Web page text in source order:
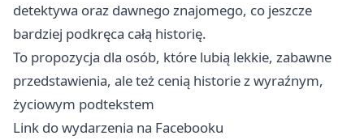
detektywa oraz dawnego znajomego, co jeszcze
bardziej podkręca całą historię.
To propozycja dla osób, które lubią lekkie, zabawne
przedstawienia, ale też cenią historie z wyraźnym,
życiowym podtekstem
Link do wydarzenia na Facebooku